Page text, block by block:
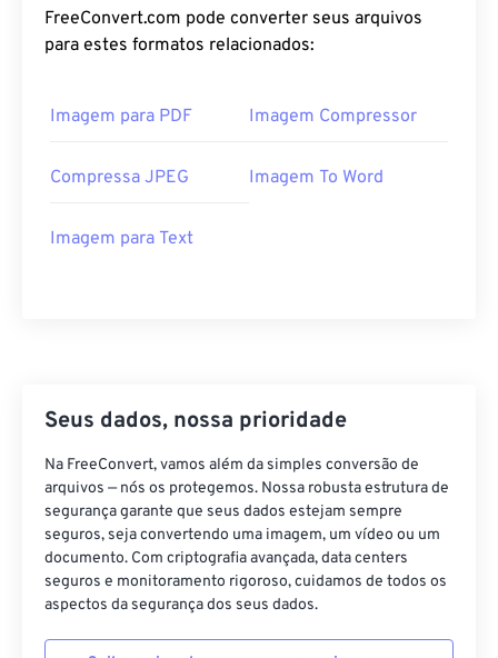
FreeConvert.com pode converter seus arquivos
para estes formatos relacionados:
Imagem para PDF Imagem Compressor
Compressa JPEG Imagem To Word
Imagem para Text
Seus dados, nossa prioridade
Na FreeConvert, vamos além da simples conversão de
arquivos — nós os protegemos. Nossa robusta estrutura de
segurança garante que seus dados estejam sempre
seguros, seja convertendo uma imagem, um vídeo ou um
documento. Com criptografia avançada, data centers
seguros e monitoramento rigoroso, cuidamos de todos os
aspectos da segurança dos seus dados.